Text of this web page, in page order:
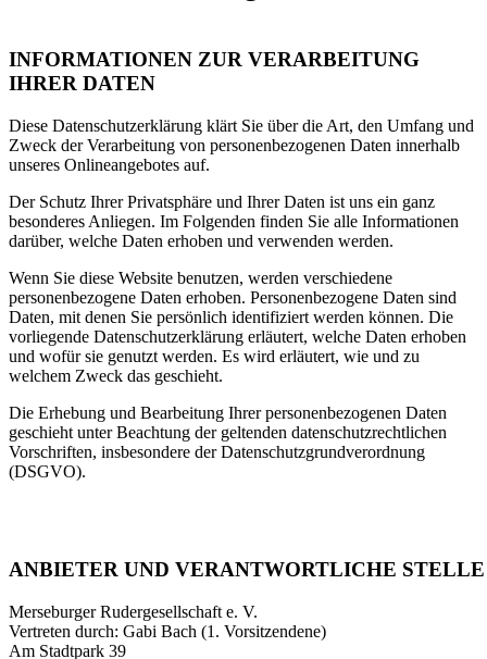
INFORMATIONEN ZUR VERARBEITUNG
IHRER DATEN
Diese Datenschutzerklärung klärt Sie über die Art, den Umfang und
Zweck der Verarbeitung von personenbezogenen Daten innerhalb
unseres Onlineangebotes auf.
Der Schutz Ihrer Privatsphäre und Ihrer Daten ist uns ein ganz
besonderes Anliegen. Im Folgenden finden Sie alle Informationen
darüber, welche Daten erhoben und verwenden werden.
Wenn Sie diese Website benutzen, werden verschiedene
personenbezogene Daten erhoben. Personenbezogene Daten sind
Daten, mit denen Sie persönlich identifiziert werden können. Die
vorliegende Datenschutzerklärung erläutert, welche Daten erhoben
und wofür sie genutzt werden. Es wird erläutert, wie und zu
welchem Zweck das geschieht.
Die Erhebung und Bearbeitung Ihrer personenbezogenen Daten
geschieht unter Beachtung der geltenden datenschutzrechtlichen
Vorschriften, insbesondere der Datenschutzgrundverordnung
(DSGVO).
ANBIETER UND VERANTWORTLICHE
Merseburger Rudergesellschaft e. V.
Vertreten durch: Gabi Bach (1. Vorsitzendene)
Am Stadtpark 39